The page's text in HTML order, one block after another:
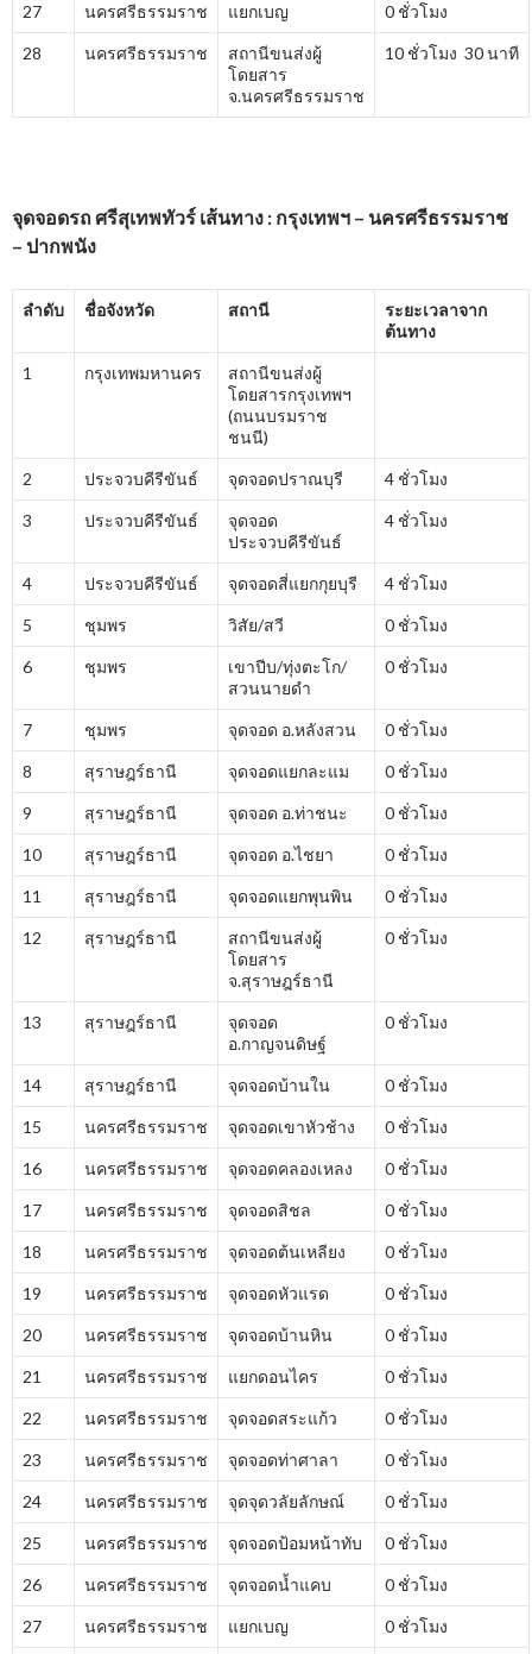
27 นครศรีธรรมราช แยกเบญ 0 ชั่วโมง
28 นครศรีธรรมราช
สถานีขนส่งผู้
โดยสาร
จ.นครศรีธรรมราช
10 ชั่วโมง 30 นาที
จุดจอดรถ ศรีสุเทพทัวร์ เส้นทาง : กรุงเทพฯ – นครศรีธรรมราช
– ปากพนัง
ลำดับ ชื่อจังหวัด สถานี
ระยะเวลาจาก
ต้นทาง
1 กรุงเทพมหานคร
สถานีขนส่งผู้
โดยสารกรุงเทพฯ
(ถนนบรมราช
ชนนี)
2 ประจวบคีรีขันธ์ จุดจอดปราณบุรี 4 ชั่วโมง
3 ประจวบคีรีขันธ์
จุดจอด
ประจวบคีรีขันธ์
4 ชั่วโมง
4 ประจวบคีรีขันธ์ จุดจอดสี่แยกกุยบุรี 4 ชั่วโมง
5 ชุมพร วิสัย/สวี 0 ชั่วโมง
6 ชุมพร
เขาปีบ/ทุ่งตะโก/
สวนนายดำ
0 ชั่วโมง
7 ชุมพร จุดจอด อ.หลังสวน 0 ชั่วโมง
8 สุราษฎร์ธานี จุดจอดแยกละแม 0 ชั่วโมง
9 สุราษฎร์ธานี จุดจอด อ.ท่าชนะ 0 ชั่วโมง
10 สุราษฎร์ธานี จุดจอด อ.ไชยา 0 ชั่วโมง
11 สุราษฎร์ธานี จุดจอดแยกพุนพิน 0 ชั่วโมง
12 สุราษฎร์ธานี
สถานีขนส่งผู้
โดยสาร
จ.สุราษฎร์ธานี
0 ชั่วโมง
13 สุราษฎร์ธานี
จุดจอด
อ.กาญจนดิษฐ์
0 ชั่วโมง
14 สุราษฎร์ธานี จุดจอดบ้านใน 0 ชั่วโมง
15 นครศรีธรรมราช จุดจอดเขาหัวช้าง 0 ชั่วโมง
16 นครศรีธรรมราช จุดจอดคลองเหลง 0 ชั่วโมง
17 นครศรีธรรมราช จุดจอดสิชล 0 ชั่วโมง
18 นครศรีธรรมราช จุดจอดต้นเหลียง 0 ชั่วโมง
19 นครศรีธรรมราช จุดจอดหัวแรด 0 ชั่วโมง
20 นครศรีธรรมราช จุดจอดบ้านหิน 0 ชั่วโมง
21 นครศรีธรรมราช แยกดอนไคร 0 ชั่วโมง
22 นครศรีธรรมราช จุดจอดสระแก้ว 0 ชั่วโมง
23 นครศรีธรรมราช จุดจอดท่าศาลา 0 ชั่วโมง
24 นครศรีธรรมราช จุดจุดวลัยลักษณ์ 0 ชั่วโมง
25 นครศรีธรรมราช จุดจอดป้อมหน้าทับ 0 ชั่วโมง
26 นครศรีธรรมราช จุดจอดน้ำแคบ 0 ชั่วโมง
27 นครศรีธรรมราช แยกเบญ 0 ชั่วโมง